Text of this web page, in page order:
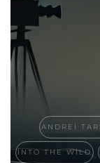
ANDREI
INTO THE WILD